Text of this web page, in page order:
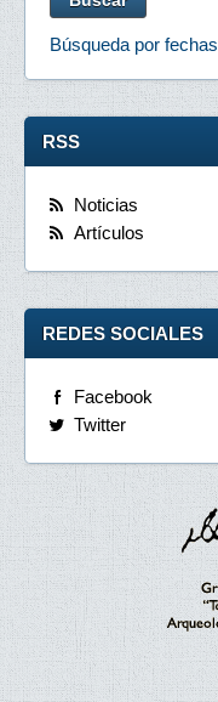
Búsqueda por fechas
RSS
Noticias
Artículos
REDES SOCIALES
Facebook
Twitter